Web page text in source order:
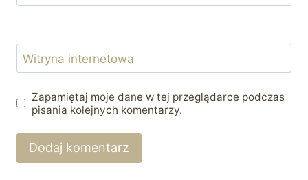
Witryna internetowa
Zapamiętaj moje dane w tej przeglądarce podczas
pisania kolejnych komentarzy.